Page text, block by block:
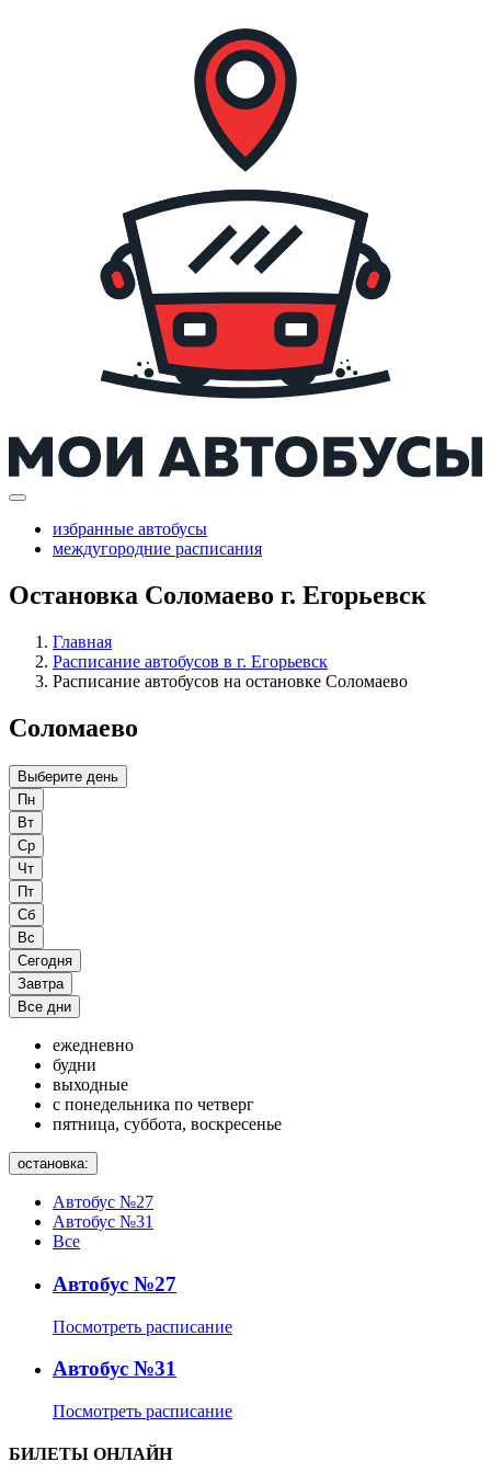
избранные автобусы
междугородние расписания
Остановка Соломаево г. Егорьевск
Главная
Расписание автобусов в г. Егорьевск
Расписание автобусов на остановке Соломаево
Соломаево
Выберите день
Пн
Вт
Ср
Чт
Пт
Сб
Вс
Сегодня
Завтра
Все дни
ежедневно
будни
выходные
с понедельника по четверг
пятница, суббота, воскресенье
остановка:
Автобус №27
Автобус №31
Все
Автобус №27
Посмотреть расписание
Автобус №31
Посмотреть расписание
БИЛЕТЫ ОНЛАЙН